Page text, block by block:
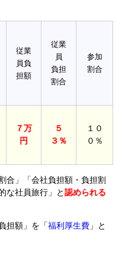
従業
員負
担額
従業
員
負担
割合
参加
割合
７万
円
５
３％
１０
０％
合」「会社負担額・負担割
な社員旅行」と認められる
担額」を「福利厚生費 」と